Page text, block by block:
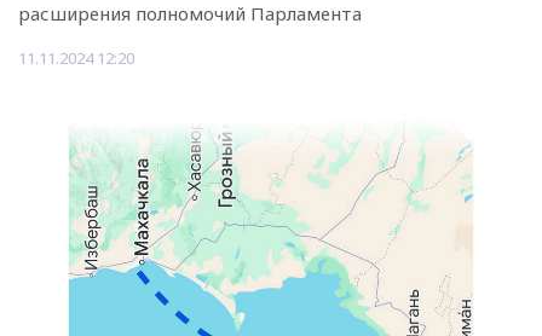
расширения полномочий Парламента
11.11.2024 12:20